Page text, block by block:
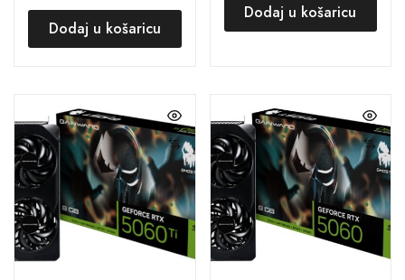
Dodaj u košaricu
Dodaj u košaricu